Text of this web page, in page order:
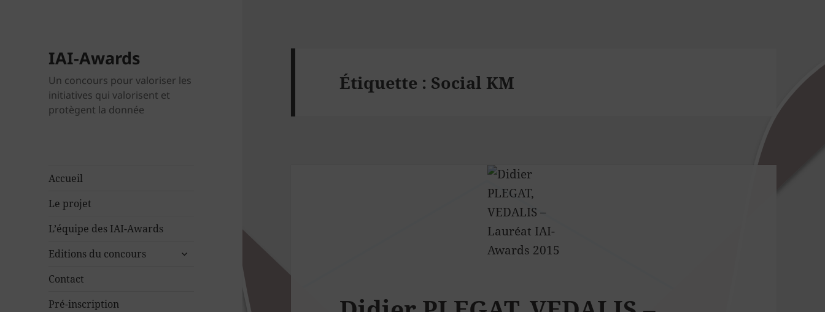
IAI-Awards
Un concours pour valoriser les
initiatives qui valorisent et
protègent la donnée
Accueil
Le projet
L’équipe des IAI-Awards
Editions du concours
ouvrir
Contact
Pré-inscription
Étiquette : Social KM